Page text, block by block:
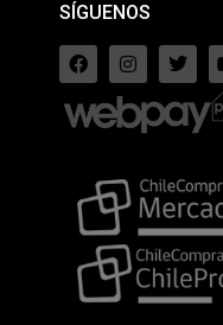
SÍGUENOS